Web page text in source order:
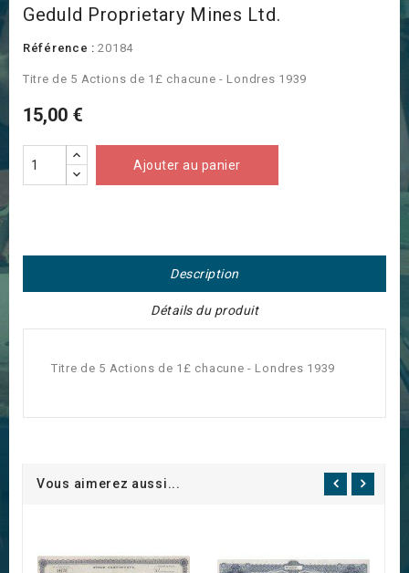
Geduld Proprietary Mines Ltd.
Référence : 20184
Titre de 5 Actions de 1£ chacune - Londres 1939
15,00 €
Ajouter au panier
Description
Détails du produit
Titre de 5 Actions de 1£ chacune - Londres 1939
Vous aimerez aussi...